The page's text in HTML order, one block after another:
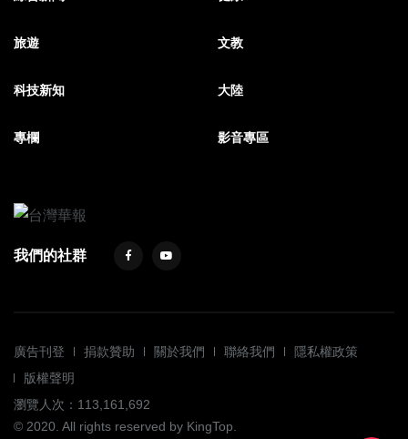
旅遊 文教
科技新知 大陸
專欄 影音專區
我們的社群
廣告刊登 捐款贊助 關於我們 聯絡我們
隱私權政策
版權聲明
瀏覽人次：113,161,692
© 2020. All rights reserved by KingTop.